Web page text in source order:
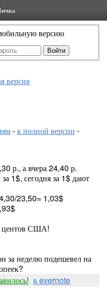
версию
версия
-к полной версии -
р., а вчера 24,40 р.
1$, сегодня за 1$ дают
23,50= 1,03$
центов США!
за неделю подешевел на
в evernote